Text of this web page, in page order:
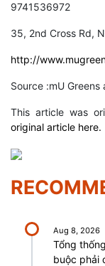
9741536972
35, 2nd Cross Rd,
http://
Source :mU Greens
This article was
original article here.
Aug 8, 2026
Tổng
buộc phải